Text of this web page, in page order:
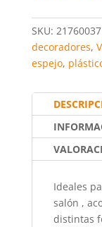
c
e
b
o
o
k
SKU: 21760037
decoradores,
espejo,
Ideales
salón ,
distintas